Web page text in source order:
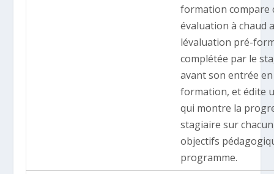
formation compare
évaluation à chaud
lévaluation pré-
complétée par le
avant son entrée en
formation, et édite
qui montre la
stagiaire sur
objectifs
programme.